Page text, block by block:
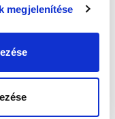
megjelenítése